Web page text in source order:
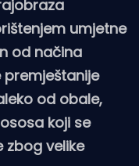
umjetne
od načina
od obale,
koji se
velike